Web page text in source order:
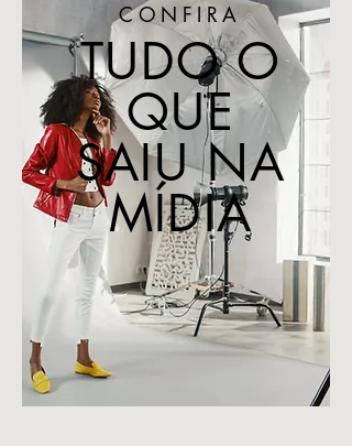
CONFIRA
TUDO O
QUE
SAIU NA
MÍDIA